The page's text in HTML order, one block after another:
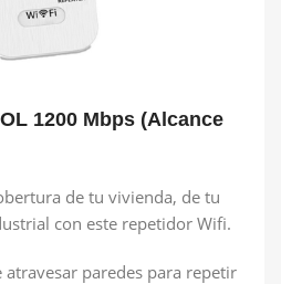
1200 Mbps (Alcance
de tu vivienda, de tu
con este repetidor Wifi.
atravesar paredes para repetir